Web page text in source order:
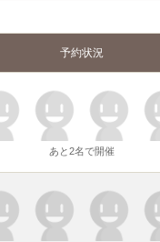
予約状況
あと2名で開催